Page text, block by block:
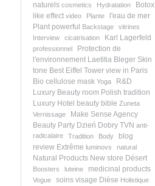
naturels cosmetics Hydratation
Botox
like effect video Plante
l'eau de mer
Plant powerful
Backstage
vitrines
Interview
cicatrisation Karl Lagerfeld
professionnel
Protection de
l'environnement Laetitia Bleger Skin
tone Best Eiffel Tower view in Paris
Bio cellulose mask Yoga
R&D
Luxury Beauty room Polish tradition
Luxury Hotel
beauty bible Zuneta
Vernissage
Make Sense Agency
Beauty Party Dzień Dobry TVN anti-
radicalaire Tradition Body
blog
review Extrême luminovs natural
Natural Products New store Désert
Boosters luteine medicinal products
Vogue soins visage Dièse Holistique